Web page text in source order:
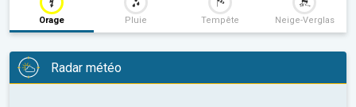
Orage Pluie Tempête Neige-Verglas
Radar météo